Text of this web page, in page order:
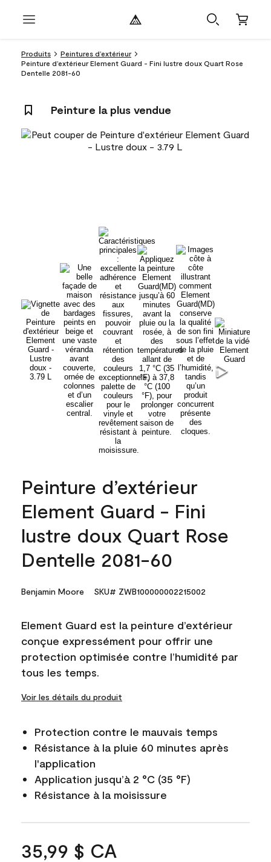
Produits
Peintures d’extérieur
Peinture d’extérieur Element Guard - Fini lustre doux Quart Rose
Dentelle 2081-60
Peinture la plus vendue
Peinture d’extérieur
Element Guard - Fini
lustre doux Quart Rose
Dentelle 2081-60
Benjamin Moore SKU# ZWB100000002215002
Element Guard est la peinture d’extérieur
conçue expressément pour offrir une
protection optimisée contre l’humidité par
tous les temps.
Voir les détails du produit
Protection contre le mauvais temps
Résistance à la pluie 60 minutes après
l'application
Application jusqu’à 2 °C (35 °F)
Résistance à la moisissure
35,99 $ CA